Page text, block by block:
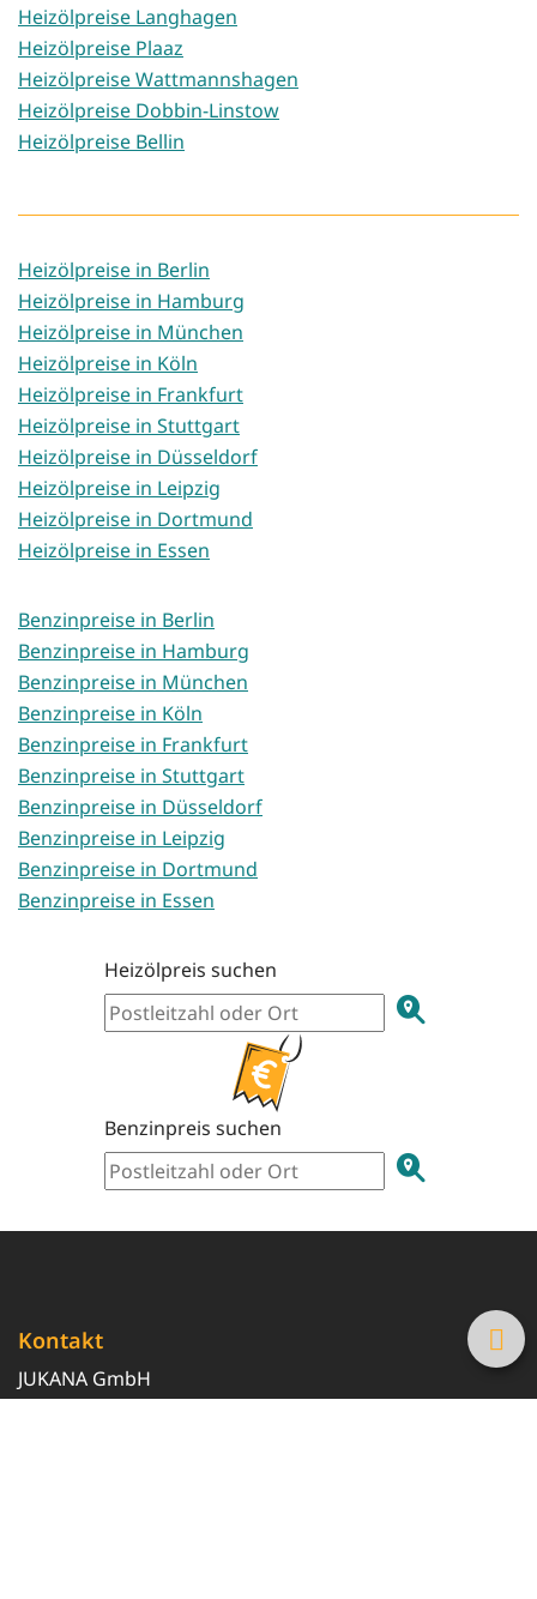
Heizölpreise Langhagen
Heizölpreise Plaaz
Heizölpreise Wattmannshagen
Heizölpreise Dobbin-Linstow
Heizölpreise Bellin
Heizölpreise in Berlin
Heizölpreise in Hamburg
Heizölpreise in München
Heizölpreise in Köln
Heizölpreise in Frankfurt
Heizölpreise in Stuttgart
Heizölpreise in Düsseldorf
Heizölpreise in Leipzig
Heizölpreise in Dortmund
Heizölpreise in Essen
Benzinpreise in Berlin
Benzinpreise in Hamburg
Benzinpreise in München
Benzinpreise in Köln
Benzinpreise in Frankfurt
Benzinpreise in Stuttgart
Benzinpreise in Düsseldorf
Benzinpreise in Leipzig
Benzinpreise in Dortmund
Benzinpreise in Essen
Heizölpreis suchen
Benzinpreis suchen
Kontakt
JUKANA GmbH